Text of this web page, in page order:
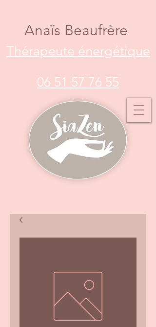
Anaïs Beaufrère
Thérapeute énergétique
06 51 57 76 55